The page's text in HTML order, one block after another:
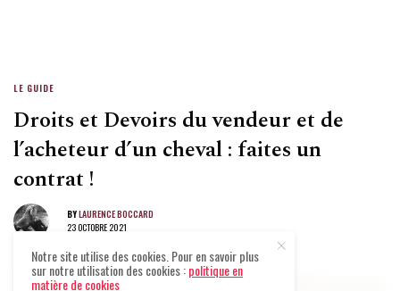
LE GUIDE
Droits et Devoirs du vendeur et de
l’acheteur d’un cheval : faites un
contrat !
BYLAURENCE BOCCARD
23 OCTOBRE 2021
Notre site utilise des cookies. Pour en savoir plus
sur notre utilisation des cookies :politique en
matière de cookies